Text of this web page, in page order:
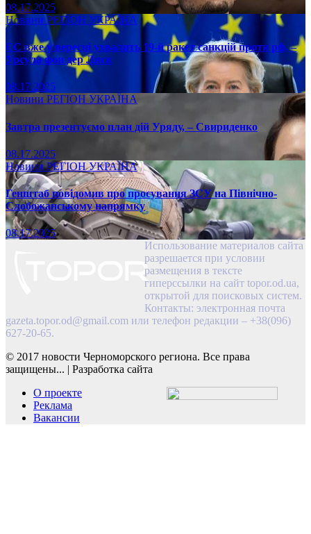
08.17.2025
НовиниРЕГІОН УКРАЇНА
ЄС вже у вересні ухвалить 19-й ракет санкцій проти рф, –
Урсула фон дер Ляєн
08.17.2025
Новини РЕГІОН УКРАЇНА
Завтра презентуємо план дій Уряду, – Свириденко
08.17.2025
НовиниРЕГІОНУКРАЇНА
Генштаб повідомив про просування ЗСУ на Північно-
Слобожанському напрямку
08.17.2025
Использование материалов сайта
разрешается при условии
размещения в тексте
гиперссылки на сайт topor.od.ua,
открытой для поисковых систем.
Контакты: электронная почта
gazeta.topor.od@gmail.com или телефон редакции – +38(096)
627-20-65.
© 2017 новости Черноморского региона. Все права
защищены...
Разработка сайта
О проекте
Реклама
Вакансии